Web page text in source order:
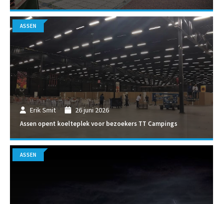
Erik Smit 26 juni 2026
Assen opent koelteplek voor bezoekers TT Campings
ASSEN
ASSEN